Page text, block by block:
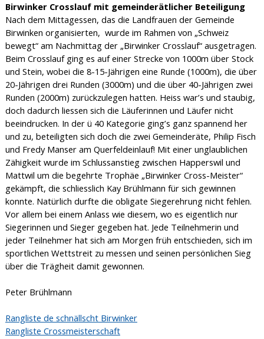
Birwinker Crosslauf mit gemeinderätlicher Beteiligung
Nach dem Mittagessen, das die Landfrauen der Gemeinde
Birwinken organisierten, wurde im Rahmen von „Schweiz
bewegt“ am Nachmittag der „Birwinker Crosslauf“ ausgetragen.
Beim Crosslauf ging es auf einer Strecke von 1000m über Stock
und Stein, wobei die 8-15-Jährigen eine Runde (1000m), die über
20-Jährigen drei Runden (3000m) und die über 40-Jährigen zwei
Runden (2000m) zurückzulegen hatten. Heiss war’s und staubig,
doch dadurch liessen sich die Läuferinnen und Läufer nicht
beeindrucken. In der ü 40 Kategorie ging’s ganz spannend her
und zu, beteiligten sich doch die zwei Gemeinderäte, Philip Fisch
und Fredy Manser am Querfeldeinlauf! Mit einer unglaublichen
Zähigkeit wurde im Schlussanstieg zwischen Happerswil und
Mattwil um die begehrte Trophäe „Birwinker Cross-Meister“
gekämpft, die schliesslich Kay Brühlmann für sich gewinnen
konnte. Natürlich durfte die obligate Siegerehrung nicht fehlen.
Vor allem bei einem Anlass wie diesem, wo es eigentlich nur
Siegerinnen und Sieger gegeben hat. Jede Teilnehmerin und
jeder Teilnehmer hat sich am Morgen früh entschieden, sich im
sportlichen Wettstreit zu messen und seinen persönlichen Sieg
über die Trägheit damit gewonnen.
Peter Brühlmann
Rangliste de schnällscht Birwinker
Rangliste Crossmeisterschaft